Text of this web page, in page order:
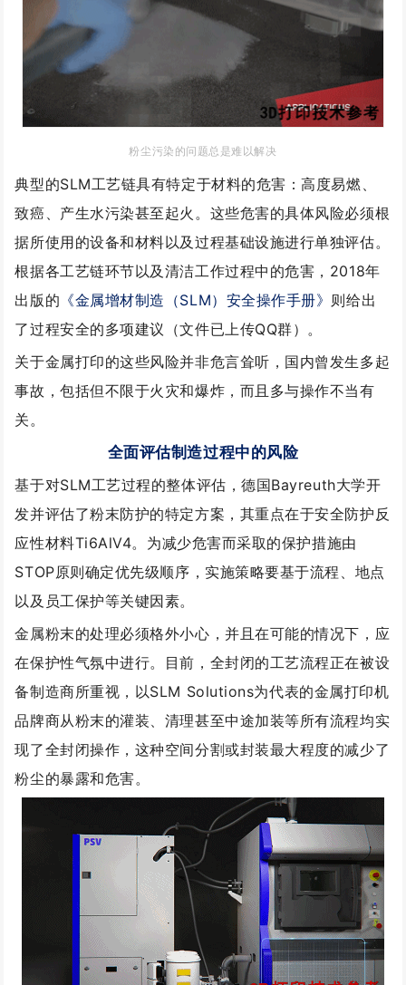
粉尘污染的问题总是难以解决
典型的SLM工艺链具有特定于材料的危害：高度易燃
致癌、产生水污染甚至起火。这些危害的具体风险必须根
据所使用的设备和材料以及过程基础设施进行单独评估。
根据各工艺链环节以及清洁工作过程中的危害，2018年
出版的 《金属增材制造（SLM）安全操作手册》 则给出
了过程安全的多项建议（文件已上传QQ群）。
关于金属打印的这些风险并非危言耸听，国内曾发生多起
事故，包括但不限于火灾和爆炸，而且多与操作不当有
关。
全面评估制造过程中的风险
基于对SLM工艺过程的整体评估，德国Bayreuth大学开
发并评估了粉末防护的特定方案，其重点在于安全防护反
应性材料Ti6AlV4。为减少危害而采取的保护措施由
STOP原则确定优先级顺序，实施策略要基于流程、地点
以及员工保护等关键因素。
金属粉末的处理必须格外小心，并且在可能的情况下，应
在保护性气氛中进行。目前，全封闭的工艺流程正在被设
备制造商所重视，以SLM Solutions为代表的金属打印机
品牌商从粉末的灌装、清理甚至中途加装等所有流程均实
现了全封闭操作，这种空间分割或封装最大程度的减少了
粉尘的暴露和危害。